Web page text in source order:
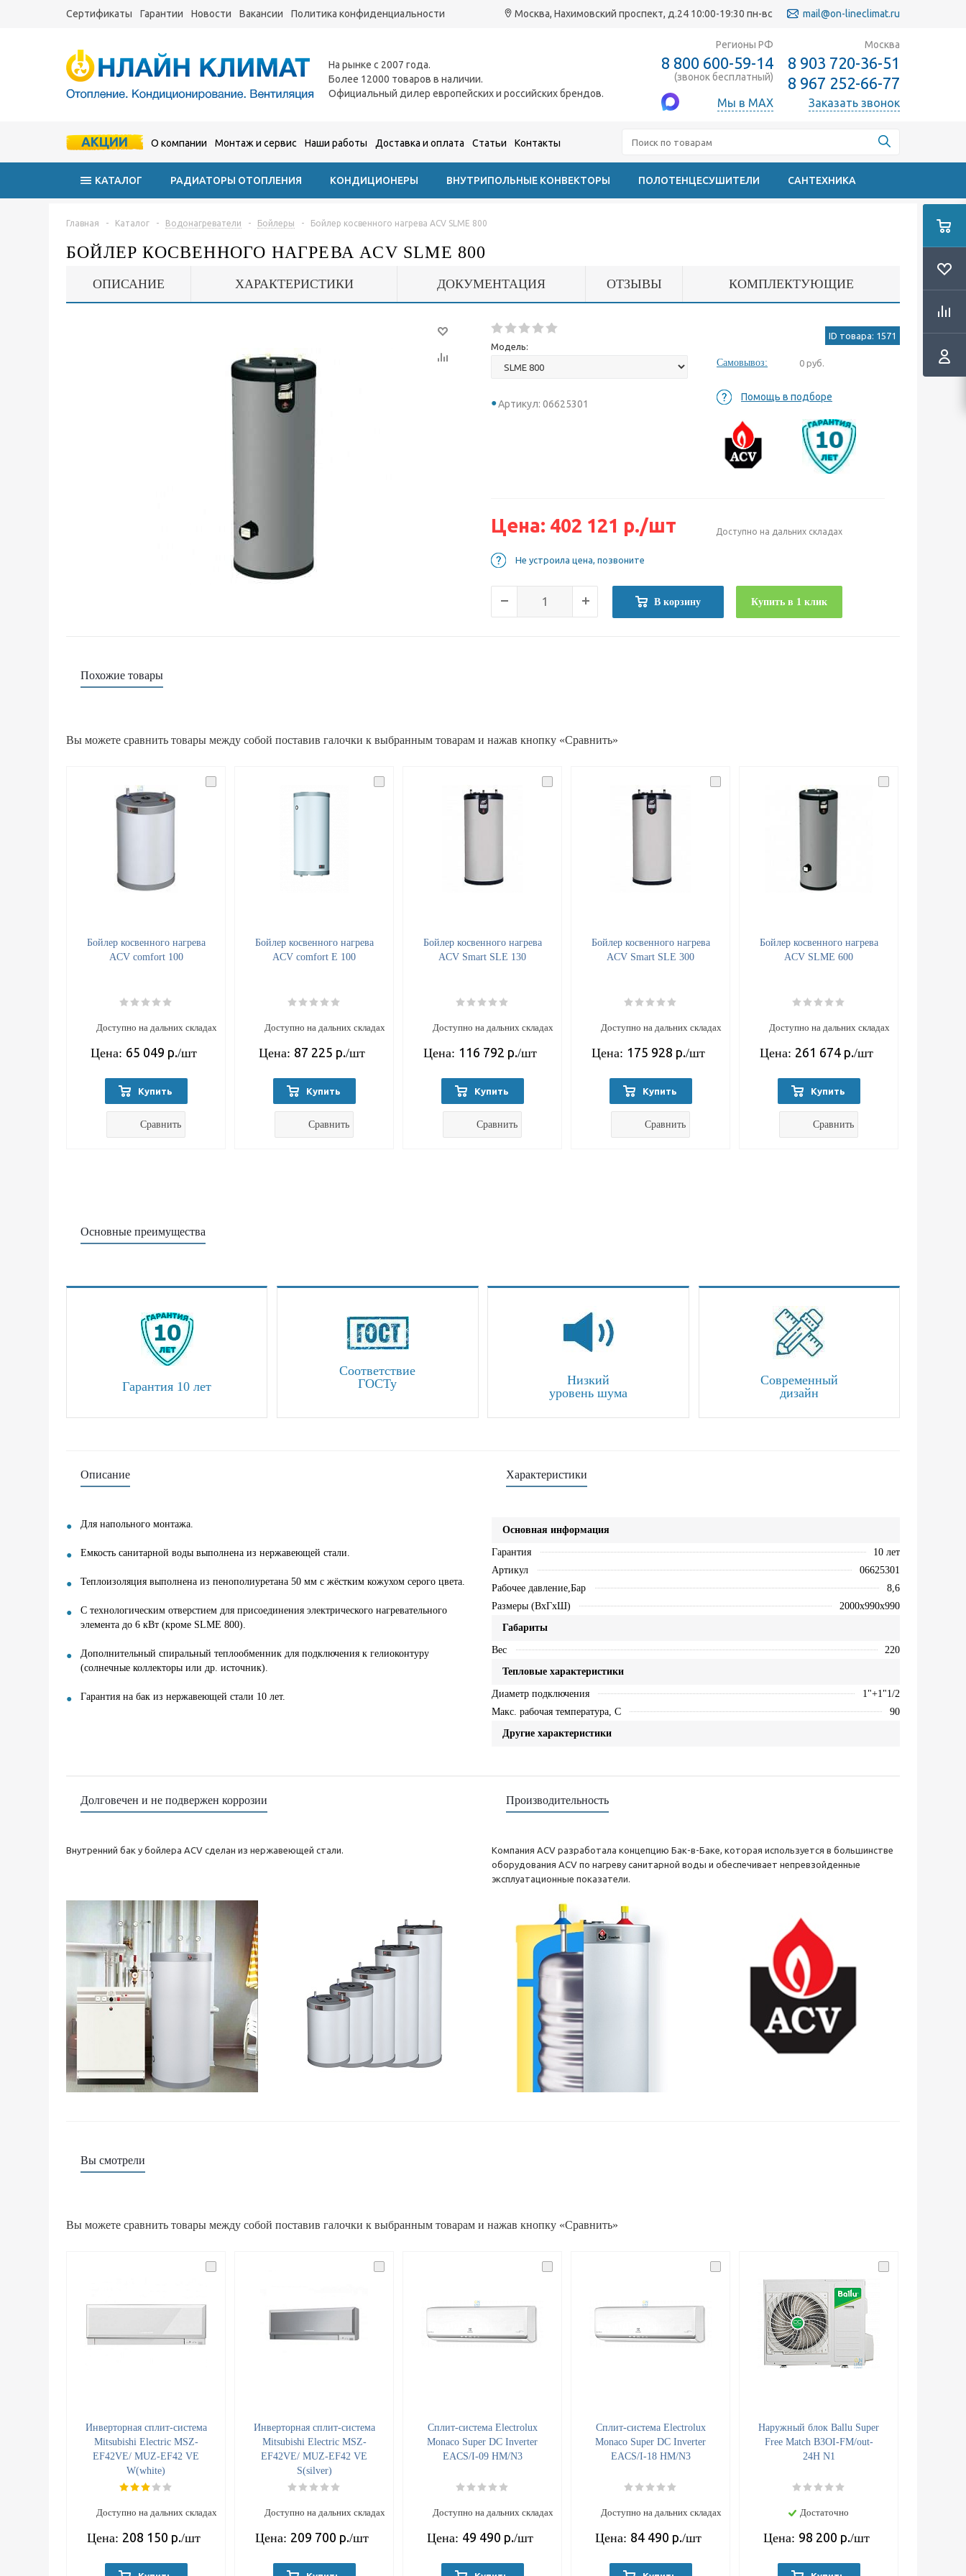
Сертификаты Гарантии Новости Вакансии Политика конфиденциальности Москва, Нахимовский проспект, д.24 10:00-19:30 пн-вс mail@on-lineclimat.ru
На рынке с 2007 года.
Более 12000 товаров в наличии.
Официальный дилер европейских и российских брендов.
Регионы РФ
8 800 600-59-14
(звонок бесплатный)
Мы в MAX
Москва
8 903 720-36-51
8 967 252-66-77
Заказать звонок
АКЦИИ О компании Монтаж и сервис Наши работы Доставка и оплата Статьи Контакты
КАТАЛОГ РАДИАТОРЫ ОТОПЛЕНИЯ КОНДИЦИОНЕРЫ ВНУТРИПОЛЬНЫЕ КОНВЕКТОРЫ ПОЛОТЕНЦЕСУШИТЕЛИ САНТЕХНИКА
Главная - Каталог - Водонагреватели - Бойлеры - Бойлер косвенного нагрева ACV SLME 800
БОЙЛЕР КОСВЕННОГО НАГРЕВА ACV SLME 800
ОПИСАНИЕ ХАРАКТЕРИСТИКИ ДОКУМЕНТАЦИЯ ОТЗЫВЫ КОМПЛЕКТУЮЩИЕ
Модель:
Артикул: 06625301
ID товара: 1571
Самовывоз: 0 руб.
Помощь в подборе
Цена: 402 121 р./шт Доступно на дальних складах
Не устроила цена, позвоните
В корзину Купить в 1 клик
Похожие товары
Вы можете сравнить товары между собой поставив галочки к выбранным товарам и нажав кнопку «Сравнить»
Бойлер косвенного нагрева
ACV comfort 100
Доступно на дальних складах
Цена: 65 049 р./шт
Купить
Сравнить
Бойлер косвенного нагрева
ACV comfort E 100
Доступно на дальних складах
Цена: 87 225 р./шт
Купить
Сравнить
Бойлер косвенного нагрева
ACV Smart SLE 130
Доступно на дальних складах
Цена: 116 792 р./шт
Купить
Сравнить
Бойлер косвенного нагрева
ACV Smart SLE 300
Доступно на дальних складах
Цена: 175 928 р./шт
Купить
Сравнить
Бойлер косвенного нагрева
ACV SLME 600
Доступно на дальних складах
Цена: 261 674р./шт
Купить
Сравнить
Основные преимущества
Гарантия 10 лет
Соответствие
ГОСТу
Низкий
уровень шума
Современный
дизайн
Описание
Для напольного монтажа.
Емкость санитарной воды выполнена из нержавеющей стали.
Теплоизоляция выполнена из пенополиуретана 50 мм с жёстким кожухом серого цвета.
С технологическим отверстием для присоединения электрического нагревательного
элемента до 6 кВт (кроме SLME 800).
Дополнительный спиральный теплообменник для подключения к гелиоконтуру
(солнечные коллекторы или др. источник).
Гарантия на бак из нержавеющей стали 10 лет.
Характеристики
Основная информация
Гарантия
10 лет
Артикул
06625301
Рабочее давление,Бар
8,6
Размеры (ВхГхШ)
2000х990х990
Габариты
Вес
220
Тепловые характеристики
Диаметр подключения
1"+1"1/2
Макс. рабочая температура, C
90
Другие характеристики
Долговечен и не подвержен коррозии
Внутренний бак у бойлера ACV сделан из нержавеющей стали.
Производительность
Компания ACV разработала концепцию Бак-в-Баке, которая используется в большинстве
оборудования ACV по нагреву санитарной воды и обеспечивает непревзойденные
эксплуатационные показатели.
Вы смотрели
Вы можете сравнить товары между собой поставив галочки к выбранным товарам и нажав кнопку «Сравнить»
Инверторная сплит-система
Mitsubishi Electric MSZ-
EF42VE/ MUZ-EF42 VE
W(white)
Доступно на дальних складах
Цена: 208 150 р./шт
Инверторная сплит-система
Mitsubishi Electric MSZ-
EF42VE/ MUZ-EF42 VE
S(silver)
Доступно на дальних складах
Цена: 209 700 р./шт
Cплит-система Electrolux
Monaco Super DC Inverter
EACS/I-09 HM/N3
Доступно на дальних складах
Цена: 49 490 р./шт
Cплит-система Electrolux
Monaco Super DC Inverter
EACS/I-18 HM/N3
Доступно на дальних складах
Цена: 84 490 р./шт
Наружный блок Ballu Super
Free Match B3OI-FM/out-
24H N1
Достаточно
Цена: 98 200 р./шт